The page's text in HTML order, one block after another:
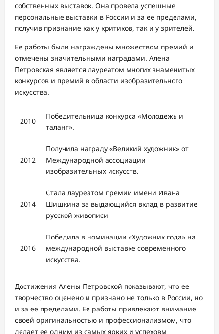
собственных выставок. Она провела успешные
персональные выставки в России и за ее пределами,
получив признание как у критиков, так и у зрителей.
Ее работы были награждены множеством премий и
отмечены значительными наградами. Алена
Петровская является лауреатом многих знаменитых
конкурсов и премий в области изобразительного
искусства.
2010
Победительница конкурса «Молодежь и
талант».
2012
Получила награду «Великий художник» от
Международной ассоциации
изобразительных искусств.
2014
Стала лауреатом премии имени Ивана
Шишкина за выдающийся вклад в развитие
русской живописи.
2016
Победила в номинации «Художник года» на
международной выставке современного
искусства.
Достижения Алены Петровской показывают, что ее
творчество оценено и признано не только в России, но
и за ее пределами. Ее работы привлекают внимание
своей оригинальностью и профессионализмом, что
делает ее одним из самых ярких и успеховм